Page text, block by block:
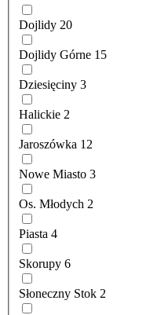
Dojlidy 20
Dojlidy Górne 15
Dziesięciny 3
Halickie 2
Jaroszówka 12
Nowe Miasto 3
Os. Młodych 2
Piasta 4
Skorupy 6
Słoneczny Stok 2